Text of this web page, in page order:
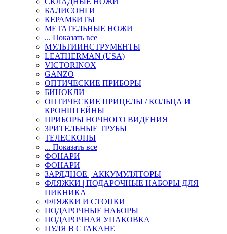
БАЛИСОНГИ
КЕРАМБИТЫ
МЕТАТЕЛЬНЫЕ НОЖИ
... Показать все
МУЛЬТИИНСТРУМЕНТЫ
LEATHERMAN (USA)
VICTORINOX
GANZO
ОПТИЧЕСКИЕ ПРИБОРЫ
БИНОКЛИ
ОПТИЧЕСКИЕ ПРИЦЕЛЫ / КОЛЬЦА И
КРОНШТЕЙНЫ
ПРИБОРЫ НОЧНОГО ВИДЕНИЯ
ЗРИТЕЛЬНЫЕ ТРУБЫ
ТЕЛЕСКОПЫ
... Показать все
ФОНАРИ
ФОНАРИ
ЗАРЯДНОЕ | АККУМУЛЯТОРЫ
ФЛЯЖКИ | ПОДАРОЧНЫЕ НАБОРЫ ДЛЯ
ПИКНИКА
ФЛЯЖКИ И СТОПКИ
ПОДАРОЧНЫЕ НАБОРЫ
ПОДАРОЧНАЯ УПАКОВКА
ПУЛЯ В СТАКАНЕ